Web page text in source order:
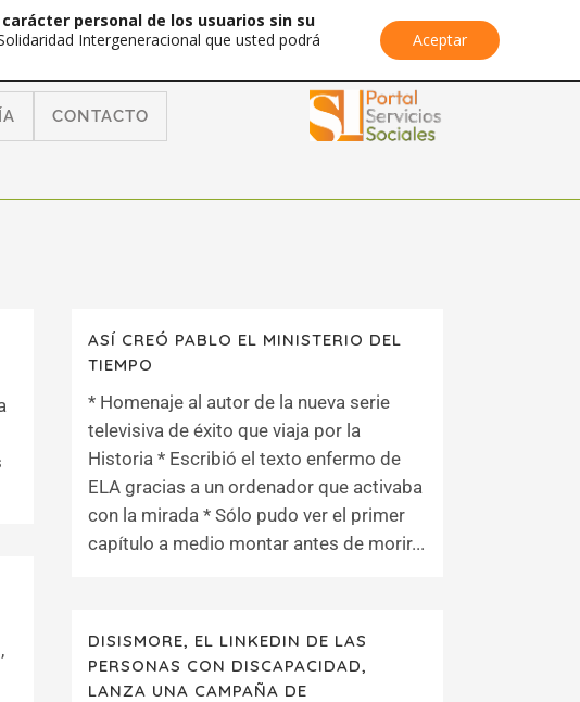
CONTACTO
ASÍ CREÓ PABLO EL MINISTERIO DEL
TIEMPO
* Homenaje al autor de la nueva serie
televisiva de éxito que viaja por la
Historia * Escribió el texto enfermo de
ELA gracias a un ordenador que activaba
con la mirada * Sólo pudo ver el primer
capítulo a medio montar antes de morir...
DISISMORE, EL LINKEDIN DE LAS
PERSONAS CON DISCAPACIDAD,
LANZA UNA CAMPAÑA DE
personal de los usuarios sin su
Intergeneracional que usted podrá
Aceptar